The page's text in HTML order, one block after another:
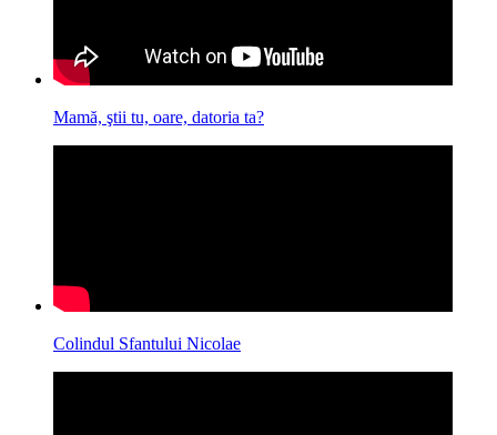
Mamă, ştii tu, oare, datoria ta?
Colindul Sfantului Nicolae